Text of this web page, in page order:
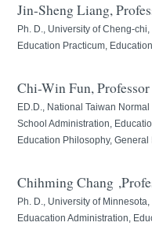
法規表單
Jin-Sheng Liang,
Ph. D., University of Cheng-chi,
Education Practicum,
Chi-Win Fun, Professor
ED.D., National Taiwan
School Administration,
Education Philosophy,
Chihming Chang
Ph. D., University of Minnesota,
Eduacation Administration,